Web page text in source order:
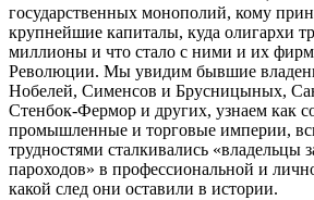
государственных монополий, кому
крупнейшие капиталы, куда олигархи
миллионы и что стало с ними и их
Революции. Мы увидим бывшие
Нобелей, Сименсов и Брусницыных,
Стенбок-Фермор и других, узнаем как
промышленные и торговые империи,
трудностями сталкивались «владельцы
пароходов» в профессиональной и
какой след они оставили в истории.